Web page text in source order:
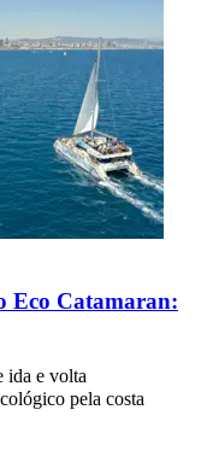
Eco Catamaran:
ida e volta
pela costa